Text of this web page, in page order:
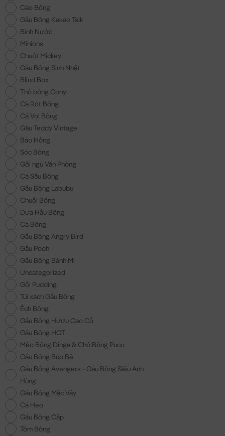
Cáo Bông
Gấu Bông Kakao Talk
Bình Nước
Minions
Chuột Mickey
Gấu Bông Sinh Nhật
Blind Box
Thỏ bông Cony
Cà Rốt Bông
Cá Voi Bông
Gấu Teddy Vintage
Báo Hồng
Sóc Bông
Gối ngủ Văn Phòng
Cá Sấu Bông
Gấu Bông Labubu
Chuối Bông
Dưa Hấu Bông
Cá Bông
Gấu Bông Angry Bird
Gấu Pooh
Gấu Bông Bánh Mì
Uncategorized
Gối Pudding
Túi xách Gấu Bông
Ếch Bông
Gấu Bông Hươu Cao Cổ
Gấu Bông HOT
Mèo Bông Dinga & Chó Bông Puco
Gấu Bông Búp Bê
Gấu Bông Avengers - Gấu Bông Siêu Anh
Hùng
Gấu Bông Mặc Váy
Cá Heo
Gấu Bông Cặp
Tôm Bông